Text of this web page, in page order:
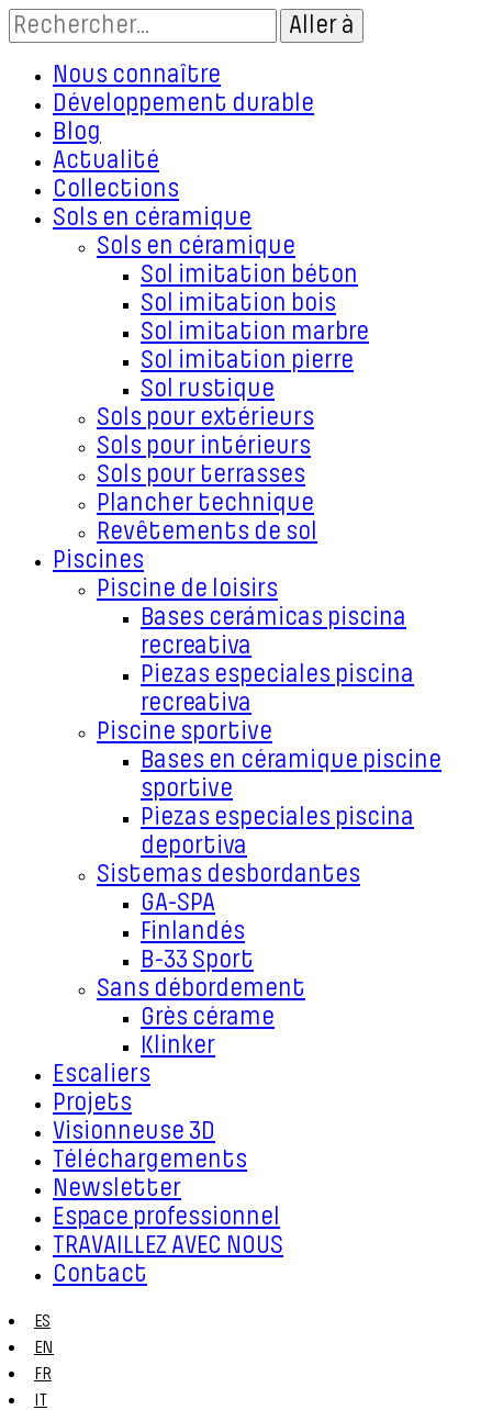
Nous connaître
Développement durable
Blog
Actualité
Collections
Sols en céramique
Sols en céramique
Sol imitation béton
Sol imitation bois
Sol imitation marbre
Sol imitation pierre
Sol rustique
Sols pour extérieurs
Sols pour intérieurs
Sols pour terrasses
Plancher technique
Revêtements de sol
Piscines
Piscine de loisirs
Bases cerámicas piscina
recreativa
Piezas especiales piscina
recreativa
Piscine sportive
Bases en céramique piscine
sportive
Piezas especiales piscina
deportiva
Sistemas desbordantes
GA-SPA
Finlandés
B-33 Sport
Sans débordement
Grès cérame
Klinker
Escaliers
Projets
Visionneuse 3D
Téléchargements
Newsletter
Espace professionnel
TRAVAILLEZ AVEC NOUS
Contact
ES
EN
FR
IT